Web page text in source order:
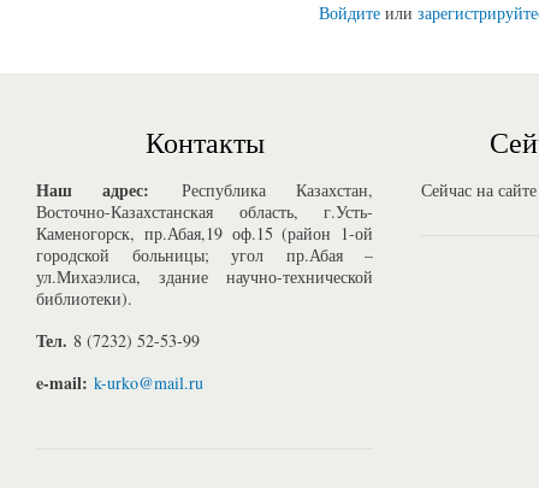
Войдите или
Контакты
Наш адрес: Республика Казахстан,
Восточно-Казахстанская область, г.Усть-
Каменогорск, пр.Абая,19 оф.15 (район 1-ой
городской больницы; угол пр.Абая –
ул.Михаэлиса, здание научно-технической
библиотеки).
Тел. 8 (7232) 52-53-99
e-mail: k-urko@mail.ru
Сейчас на